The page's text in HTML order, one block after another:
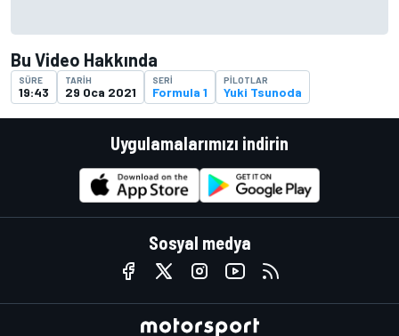
Bu Video Hakkında
SÜRE
19:43
TARIH
29 Oca 2021
SERI
Formula 1
PILOTLAR
Yuki Tsunoda
Uygulamalarımızı indirin
Sosyal medya